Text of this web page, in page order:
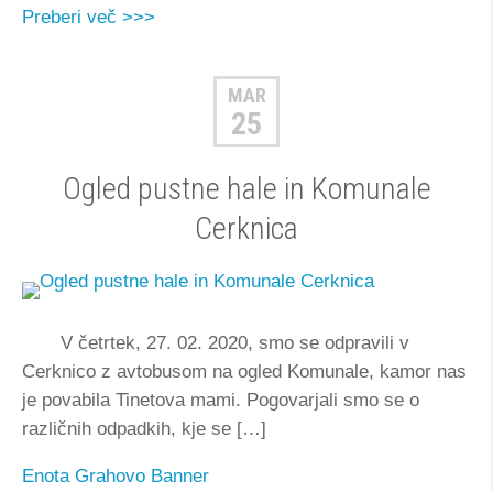
Preberi več >>>
MAR
25
Ogled pustne hale in Komunale
Cerknica
V četrtek, 27. 02. 2020, smo se odpravili v
Cerknico z avtobusom na ogled Komunale, kamor nas
je povabila Tinetova mami. Pogovarjali smo se o
različnih odpadkih, kje se […]
Enota Grahovo Banner